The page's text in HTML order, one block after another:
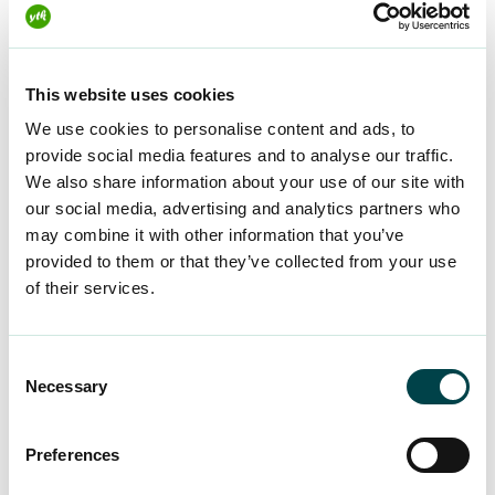
This website uses cookies
We use cookies to personalise content and ads, to
provide social media features and to analyse our traffic.
We also share information about your use of our site with
our social media, advertising and analytics partners who
may combine it with other information that you’ve
provided to them or that they’ve collected from your use
of their services.
Selection
Necessary
Preferences
esimerkiksi hahmottaa, miltä työtehtävät
kyberturvallisuuden parissa voisi näyttää. Lisäksi
Yrityskummeilla on aito halu palkata polulta
valmistuvia osaajia – voisitko sinä olla seuraava?
“Teknologia-alalla on huutava pula erilaisista
osaajista. Erilaisia taustoja tarvitaan ratkomaan
tulevaisuuden ja tämän päivän kompleksisia
kehittäneen Cultin toimitusjohtaja ja
kyberturvallisuuden mikrotutkintoa, jotta